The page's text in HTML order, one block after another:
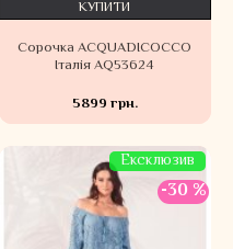
Сорочка ACQUADICOCCO
Італія AQ53624
5899 грн.
КУПИТИ
Ексклюзив
-30 %